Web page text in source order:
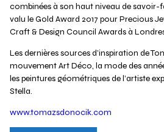
combinées à son haut niveau de
valu le Gold Award 2017 pour Precious
Craft & Design Council Awards à
Les dernières sources d’inspiration de
mouvement Art Déco, la mode des
les peintures géométriques de l’artiste
Stella.
www.tomazsdonocik.com